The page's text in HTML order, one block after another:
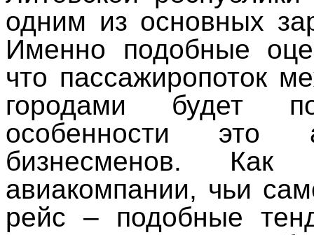
одним из основных
Именно подобные
что пассажиропоток
городами будет
особенности это
бизнесменов. Как
авиакомпании, чьи
рейс – подобные